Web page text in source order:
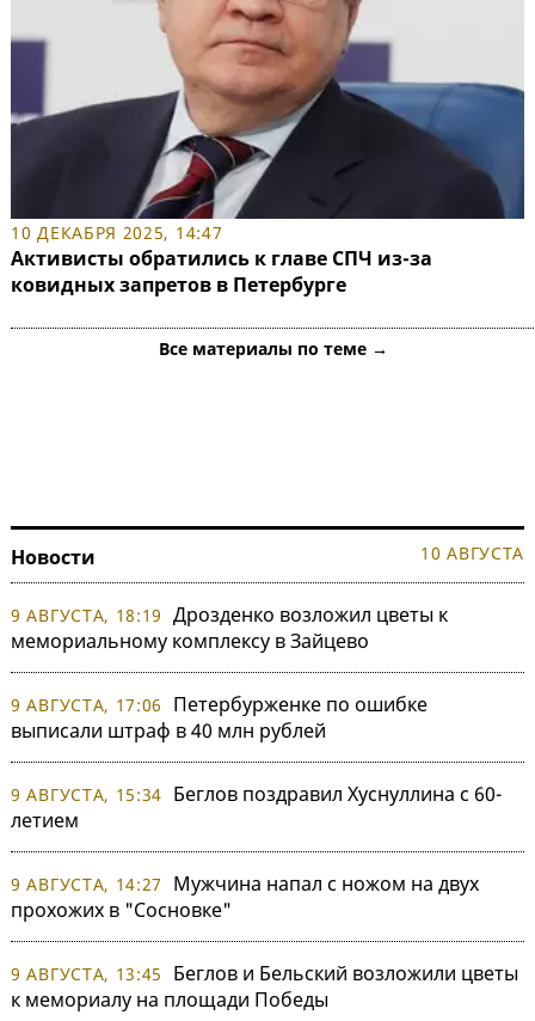
10 ДЕКАБРЯ 2025, 14:47
Активисты обратились к главе СПЧ из-за
ковидных запретов в Петербурге
Все материалы по теме →
Новости 10 АВГУСТА
9 АВГУСТА, 18:19 Дрозденко возложил цветы к
мемориальному комплексу в Зайцево
9 АВГУСТА, 17:06
Петербурженке по ошибке
выписали штраф в 40 млн рублей
9 АВГУСТА, 15:34 Беглов поздравил Хуснуллина с 60-
летием
9 АВГУСТА, 14:27
Мужчина напал с ножом на двух
прохожих в "Сосновке"
9 АВГУСТА, 13:45
Беглов и Бельский возложили цветы
к мемориалу на площади Победы